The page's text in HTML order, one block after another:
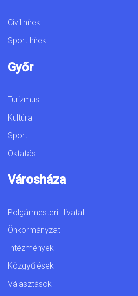
Civil hírek
Sport hírek
Győr
Turizmus
Kultúra
Sport
Oktatás
Városháza
Polgármesteri Hivatal
Önkormányzat
Intézmények
Közgyűlések
Választások